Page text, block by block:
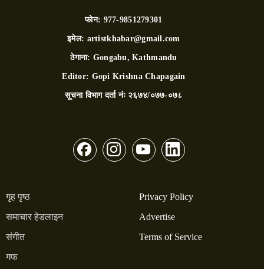
फोन: 977-9851279301
इमेल: artistkhabar@gmail.com
ठेगाना: Gongabu, Kathmandu
Editor: Gopi Krishna Chapagain
सूचना विभाग दर्ता नंः २६७४/०७७-०७८
गृह पृष्ठ
समाचार हेडलाइन
संगीत
गफ
Privacy Policy
Advertise
Terms of Service